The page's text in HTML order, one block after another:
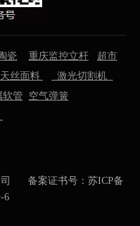
瓷 重庆监控立杆
超市
天丝面料
激光切割机
软管
空气弹簧
司 备案证书号： 苏ICP备
6